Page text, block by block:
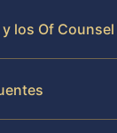
y los Of